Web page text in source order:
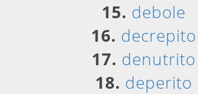
15. debole
16. decrepito
17. denutrito
18. deperito